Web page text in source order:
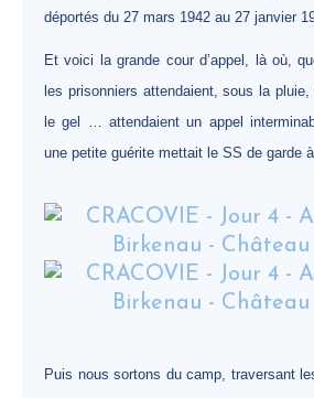
déportés du 27 mars 1942 au 27 janvier
Et voici la grande cour d’appel, là où,
les prisonniers attendaient, sous la
le gel … attendaient un appel
une petite guérite mettait le SS de garde à
Puis nous sortons du camp, traversant